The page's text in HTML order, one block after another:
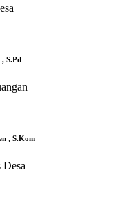
S.Pd
, S.Kom
Desa